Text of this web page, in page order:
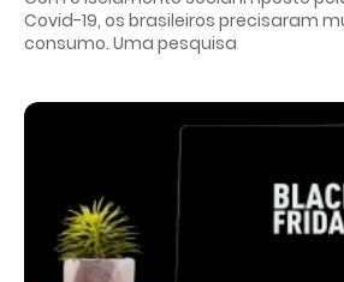
Covid-19, os brasileiros precisaram
consumo. Uma pesquisa